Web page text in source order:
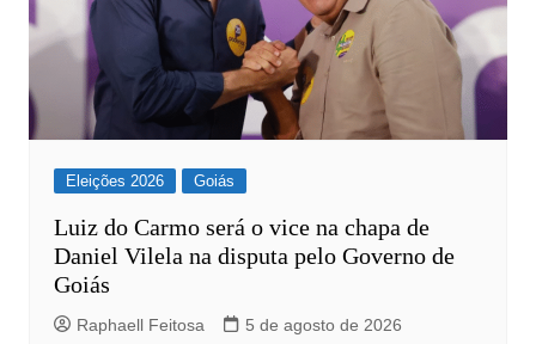
Eleições 2026 Goiás
Luiz do Carmo será o vice na chapa de
Daniel Vilela na disputa pelo Governo de
Goiás
Raphaell Feitosa 5 de agosto de 2026